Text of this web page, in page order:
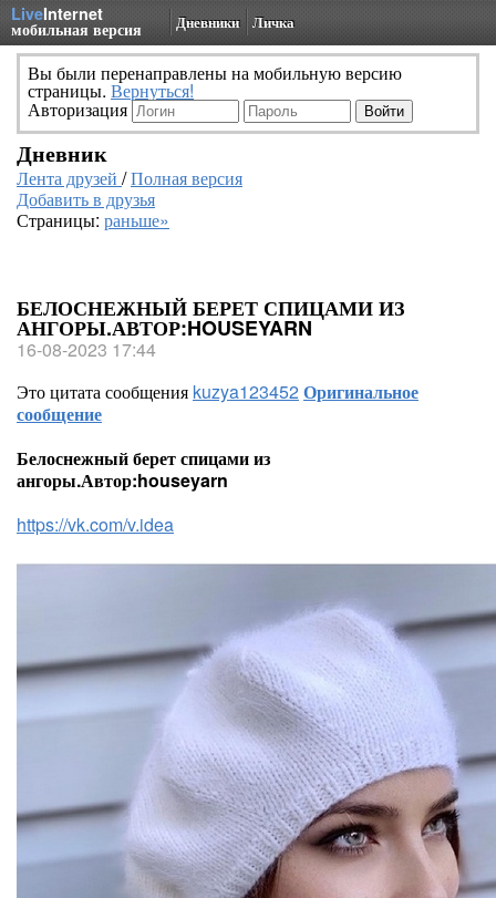
LiveInternet
мобильная версия Дневники Личка
Вы были перенаправлены на мобильную версию
страницы. Вернуться!
Авторизация
Дневник
Лента друзей /Полная версия
Добавить в друзья
Страницы: раньше»
БЕЛОСНЕЖНЫЙ БЕРЕТ СПИЦАМИ ИЗ
АНГОРЫ.АВТОР:HOUSEYARN
16-08-2023 17:44
Это цитата сообщения kuzya123452Оригинальное
сообщение
Белоснежный берет спицами из
ангоры.Автор:houseyarn
https://vk.com/v.idea